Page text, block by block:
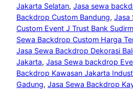
Jakarta Selatan, Jasa sewa
Backdrop Custom Bandung, Jasa
Custom Event J Trust Bank
Sewa Backdrop Custom Harga
Jasa Sewa Backdrop Dekorasi
Jakarta, Jasa Sewa backdrop
Backdrop Kawasan Jakarta
Gadung, Jasa Sewa Backdrop